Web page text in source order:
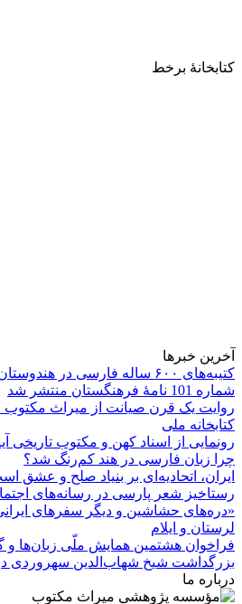
کتابخانۀ برخط
آخرین خبرها
کتیبه‌های ۶۰۰ ساله فارسی در هندوستان
شماره 101 نامۀ فرهنگستان منتشر شد
روایت یک قرن صیانت از میراث مکتوب
کتابخانه ملی
رونمایی از اسناد کهن و مکتوب تاریخی
چرا زبان فارسی در هند کم‌رنگ شد؟
ایران، اتحادیه‌ای بر بنیاد صلح و عشق
رستاخیز شعر پارسی در رسانه‌های
«دره‌های حشاشین و دیگر سفرهای
لرستان و ایلام
فراخوان هشتمین همایش ملّی زبان‌ها و
بزرگداشت شیخ شهاب‌الدین سهروردی
درباره ما